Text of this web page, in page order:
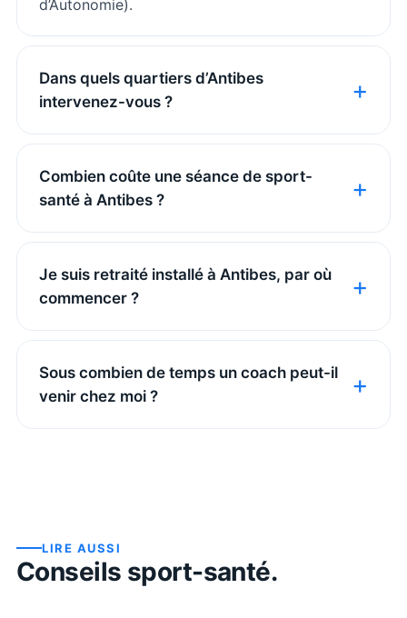
d’Autonomie).
Dans quels quartiers d’Antibes
intervenez-vous ?
Combien coûte une séance de sport-
santé à Antibes ?
Je suis retraité installé à Antibes, par où
commencer ?
Sous combien de temps un coach peut-il
venir chez moi ?
LIRE AUSSI
Conseils sport-santé.